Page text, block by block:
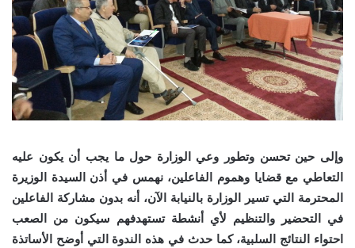
وإلى حين تحسن وتطور وعي الوزارة حول ما يجب أن يكون عليه
التعاطي مع قضايا وهموم الفاعلين، نهمس في أذن السيدة الوزيرة
المحترمة التي تسير الوزارة بالنيابة الآن، أنه بدون مشاركة الفاعلين
في التحضير والتنظيم لأي أنشطة تستهدفهم سيكون من الصعب
احتواء النتائج السلبية، كما حدث في هذه الندوة التي أوضح الأساتذة